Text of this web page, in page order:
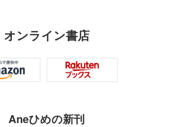
オンライン書店
Aneひめの新刊